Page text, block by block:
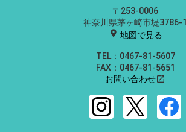
〒253-0006
神奈川県茅ヶ崎市堤3786-1
location_on 地図で見る
TEL：0467-81-5607
FAX：0467-81-5651
お問い合わせopen_in_new